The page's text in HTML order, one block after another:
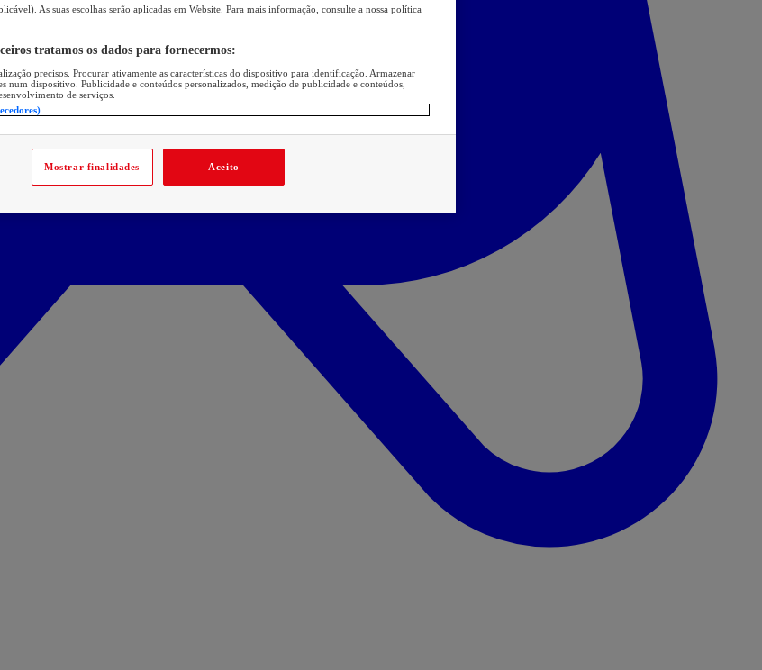
As suas escolhas serão aplicadas em Website. Para mais informação, consulte a nossa política
tratamos os dados para fornecermos:
precisos. Procurar ativamente as características do dispositivo para identificação. Armazenar
num dispositivo. Publicidade e conteúdos personalizados, medição de publicidade e conteúdos,
de serviços.
Mostrar finalidades Aceito